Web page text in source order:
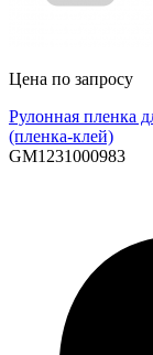
Цена по запросу
Рулонная пленка
(пленка-клей)
GM1231000983